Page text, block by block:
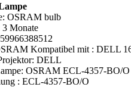
OSRAM bulb
3 Monate
Kompatibel mit : DELL
DELL
OSRAM ECL-4357-BO/O
: ECL-4357-BO/O